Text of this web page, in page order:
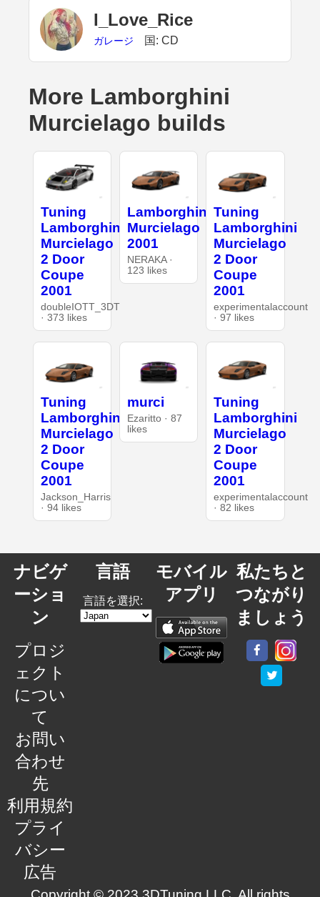
I_Love_Rice
ガレージ 国: CD
More Lamborghini
Murcielago builds
Tuning
Lamborghini
Murcielago
2 Door
Coupe
2001
doubleIOTT_3DT
· 373 likes
Lamborghini
Murcielago
2001
NERAKA ·
123 likes
Tuning
Lamborghini
Murcielago
2 Door
Coupe
2001
experimentalaccount
· 97 likes
Tuning
Lamborghini
Murcielago
2 Door
Coupe
2001
Jackson_Harris
· 94 likes
murci
Ezaritto · 87
likes
Tuning
Lamborghini
Murcielago
2 Door
Coupe
2001
experimentalaccount
· 82 likes
ナビゲ
ーショ
ン
プロジ
ェクト
につい
て
お問い
合わせ
先
利用規約
プライ
バシー
広告
言語
言語を選択:
モバイル
アプリ
私たちと
つながり
ましょう